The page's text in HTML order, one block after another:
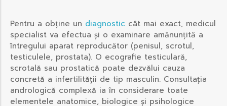
Pentru a obține un diagnostic cât mai exact, medicul
specialist va efectua și o examinare amănunțită a
întregului aparat reproducător (penisul, scrotul,
testiculele, prostata). O ecografie testiculară,
scrotală sau prostatică poate dezvălui cauza
concretă a infertilității de tip masculin. Consultația
andrologică complexă ia în considerare toate
elementele anatomice, biologice și psihologice